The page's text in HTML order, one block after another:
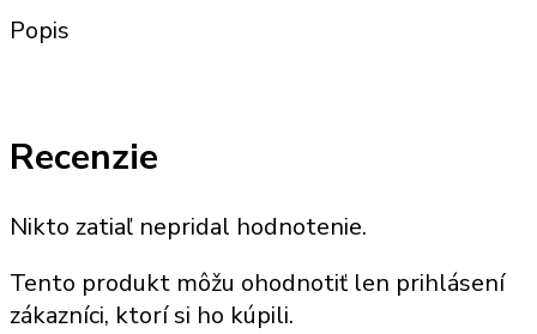
Popis
Recenzie
Nikto zatiaľ nepridal hodnotenie.
Tento produkt môžu ohodnotiť len prihlásení
zákazníci, ktorí si ho kúpili.